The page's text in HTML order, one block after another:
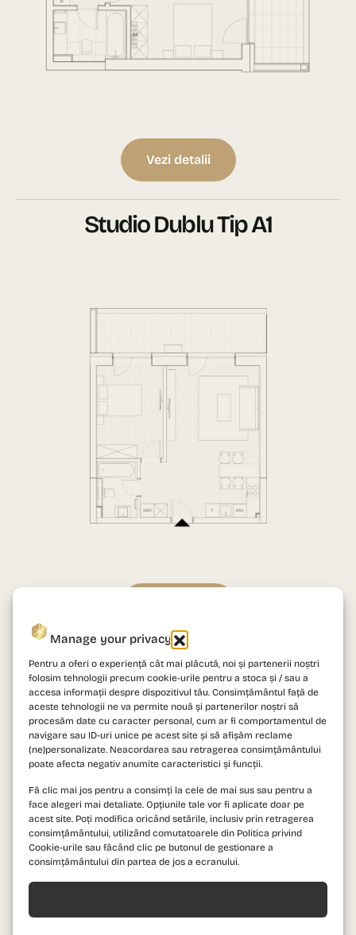
Manage your privacy
Pentru a oferi o experiență cât mai plăcută, noi și partenerii noștri
folosim tehnologii precum cookie-urile pentru a stoca și / sau a
accesa informații despre dispozitivul tău. Consimțământul față de
aceste tehnologii ne va permite nouă și partenerilor noștri să
procesăm date cu caracter personal, cum ar fi comportamentul de
navigare sau ID-uri unice pe acest site și să afișăm reclame
(ne)personalizate. Neacordarea sau retragerea consimțământului
poate afecta negativ anumite caracteristici și funcții.
Fă clic mai jos pentru a consimți la cele de mai sus sau pentru a
face alegeri mai detaliate. Opțiunile tale vor fi aplicate doar pe
acest site. Poți modifica oricând setările, inclusiv prin retragerea
consimțământului, utilizând comutatoarele din Politica privind
Cookie-urile sau făcând clic pe butonul de gestionare a
consimțământului din partea de jos a ecranului.
Vezi detalii
Studio Dublu Tip A1
Studio Dublu Tip A2